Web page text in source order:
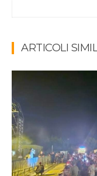
ARTICOLI